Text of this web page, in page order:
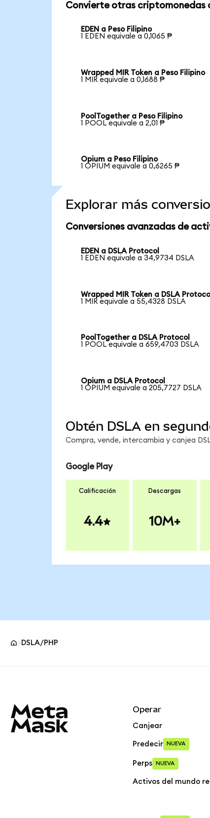
Convierte otras criptomonedas
EDEN a Peso Filipino
1 EDEN equivale a 0,1065 ₱
Wrapped MIR Token a Peso Filipino
1 MIR equivale a 0,1688 ₱
PoolTogether a Peso Filipino
1 POOL equivale a 2,01 ₱
Opium a Peso Filipino
1 OPIUM equivale a 0,6265 ₱
Explorar más
Conversiones avanzadas de
EDEN a DSLA Protocol
1 EDEN equivale a 34,9734 DSLA
Wrapped MIR Token a DSLA
1 MIR equivale a 55,4328 DSLA
PoolTogether a DSLA Protocol
1 POOL equivale a 659,4703 DSLA
Opium a DSLA Protocol
1 OPIUM equivale a 205,7727 DSLA
Obtén DSLA en
Compra, vende, intercambia y canjea
Google Play
Calificación
4.4
Descargas
10M+
DSLA/PHP
Operar
Canjear
Predecir NUEVA
Perps NUEVA
Activos del mundo